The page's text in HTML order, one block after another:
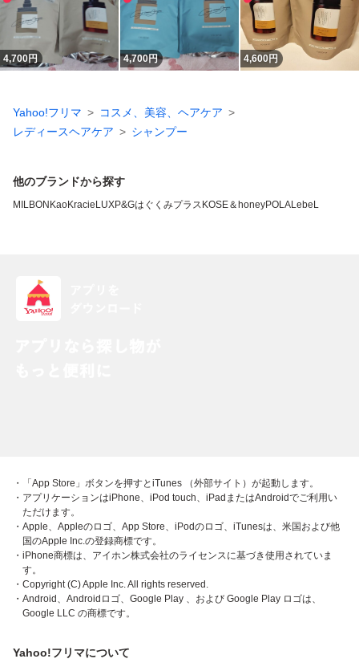
4,700円 4,700円 4,600円
Yahoo!フリマ
コスメ、美容、ヘアケア
レディースヘアケア
シャンプー
他のブランドから探す
MILBON KaoKracie LUXP&Gはぐくみプラス KOSE＆honeyPOLALebeL
・「App Store」ボタンを押すとiTunes （外部サイト）が起動します。
・アプリケーションはiPhone、iPod touch、iPadまたはAndroidでご利用い
ただけます。
・Apple、Appleのロゴ、App Store、iPodのロゴ、iTunesは、米国および他
国のApple Inc.の登録商標です。
・iPhone商標は、アイホン株式会社のライセンスに基づき使用されていま
す。
・Copyright (C) Apple Inc. All rights reserved.
・Android、Androidロゴ、Google Play 、および Google Play ロゴは、
Google LLC の商標です。
Yahoo!フリマについて